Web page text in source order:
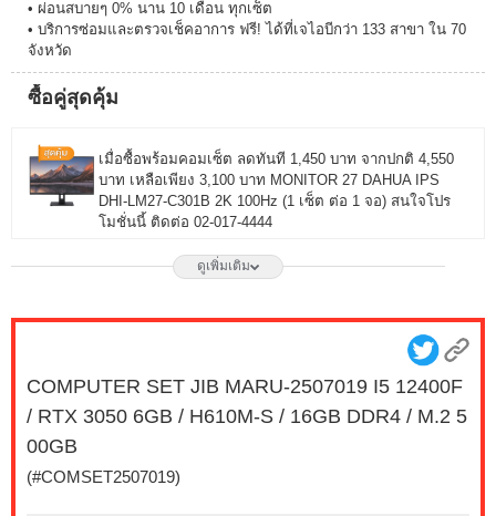
• ผ่อนสบายๆ 0% นาน 10 เดือน ทุกเซ็ต
• บริการซ่อมและตรวจเช็คอาการ ฟรี! ได้ที่เจไอบีกว่า 133 สาขา ใน 70
จังหวัด
ซื้อคู่สุดคุ้ม
เมื่อซื้อพร้อมคอมเซ็ต ลดทันที 1,450 บาท จากปกติ 4,550
บาท เหลือเพียง 3,100 บาท MONITOR 27 DAHUA IPS
DHI-LM27-C301B 2K 100Hz (1 เซ็ต ต่อ 1 จอ) สนใจโปร
โมชั่นนี้ ติดต่อ 02-017-4444
เมื่อซื้อพร้อมคอมเซ็ต ลดทันที 1,750 บาท จากปกติ 6,650
27G550B-B 300Hz G-SYNC-COM (1 เซ็ต ต่อ 1 จอ)
บาท เหลือเพียง 2,300 บาท MONITOR 23.8 MSI IPS
ดูเพิ่มเติม
COMPUTER SET JIB MARU-2507019 I5 12400F
/ RTX 3050 6GB / H610M-S / 16GB DDR4 / M.2 5
00GB
(#COMSET2507019)